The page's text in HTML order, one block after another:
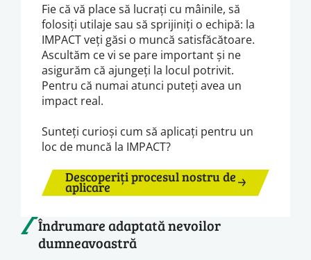
Fie că vă place să lucrați cu mâinile, să
folosiți utilaje sau să sprijiniți o echipă: la
IMPACT veți găsi o muncă satisfăcătoare.
Ascultăm ce vi se pare important și ne
asigurăm că ajungeți la locul potrivit.
Pentru că numai atunci puteți avea un
impact real.
Sunteți curioși cum să aplicați pentru un
loc de muncă la IMPACT?
Descoperiți procesul nostru de
aplicare
Îndrumare adaptată nevoilor
dumneavoastră